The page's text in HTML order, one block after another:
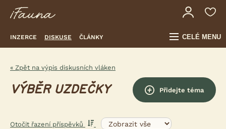
INZERCE DISKUSE ČLÁNKY CELÉ MENU
« Zpět na výpis diskusních vláken
VÝBĚR UZDEČKY Přidejte téma
Otočit řazení příspěvků